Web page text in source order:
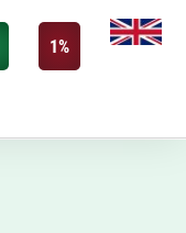
1%